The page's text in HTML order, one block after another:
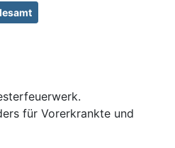
für Vorerkrankte und